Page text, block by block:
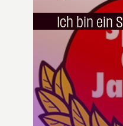
Ich bin ein